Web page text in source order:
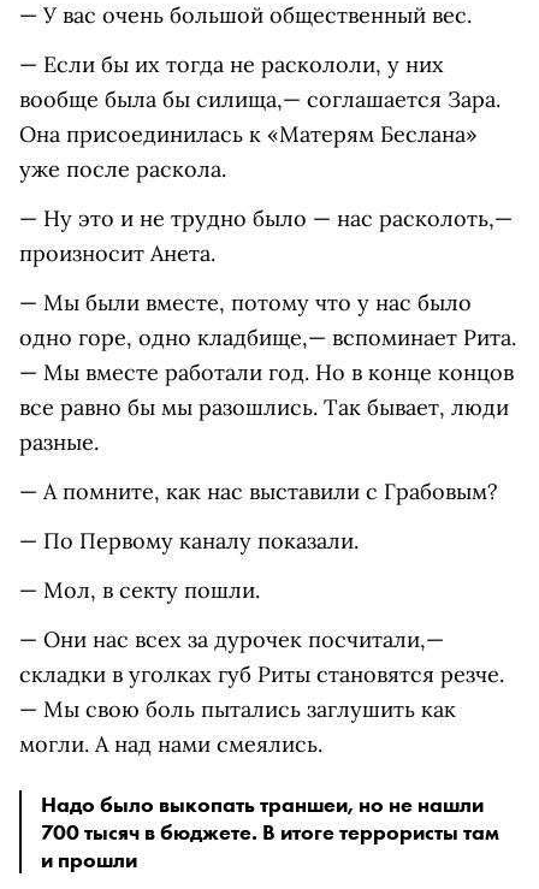
— У вас очень большой общественный вес.
— Если бы их тогда не раскололи, у них
вообще была бы силища,— соглашается Зара.
Она присоединилась к «Матерям Беслана»
уже после раскола.
— Ну это и не трудно было — нас расколоть,—
произносит Анета.
— Мы были вместе, потому что у нас было
одно горе, одно кладбище,— вспоминает Рита.
— Мы вместе работали год. Но в конце концов
все равно бы мы разошлись. Так бывает, люди
разные.
— А помните, как нас выставили с Грабовым?
— По Первому каналу показали.
— Мол, в секту пошли.
— Они нас всех за дурочек посчитали,—
складки в уголках губ Риты становятся резче.
— Мы свою боль пытались заглушить как
могли. А над нами смеялись.
Надо было выкопать траншеи, но не нашли
700 тысяч в бюджете. В итоге террористы там
и прошли